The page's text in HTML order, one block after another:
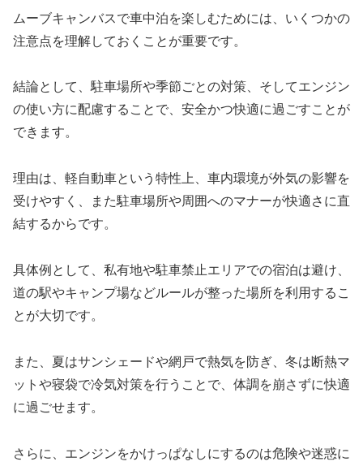
ムーブキャンバスで車中泊を楽しむためには、いくつかの
注意点を理解しておくことが重要です。
結論として、駐車場所や季節ごとの対策、そしてエンジン
の使い方に配慮することで、安全かつ快適に過ごすことが
できます。
理由は、軽自動車という特性上、車内環境が外気の影響を
受けやすく、また駐車場所や周囲へのマナーが快適さに直
結するからです。
具体例として、私有地や駐車禁止エリアでの宿泊は避け、
道の駅やキャンプ場などルールが整った場所を利用するこ
とが大切です。
また、夏はサンシェードや網戸で熱気を防ぎ、冬は断熱マ
ットや寝袋で冷気対策を行うことで、体調を崩さずに快適
に過ごせます。
さらに、エンジンをかけっぱなしにするのは危険や迷惑に